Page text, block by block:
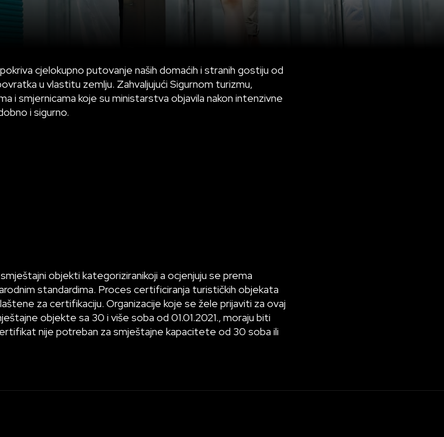
cjelokupno putovanje naših domaćih i stranih gostiju od
u vlastitu zemlju. Zahvaljujući Sigurnom turizmu,
i smjernicama koje su ministarstva objavila nakon intenzivne
i sigurno.
objekti kategoriziranikoji a ocjenjuju se prema
standardima. Proces certificiranja turističkih objekata
za certifikaciju. Organizacije koje se žele prijaviti za ovaj
objekte sa 30 i više soba od 01.01.2021., moraju biti
nije potreban za smještajne kapacitete od 30 soba ili